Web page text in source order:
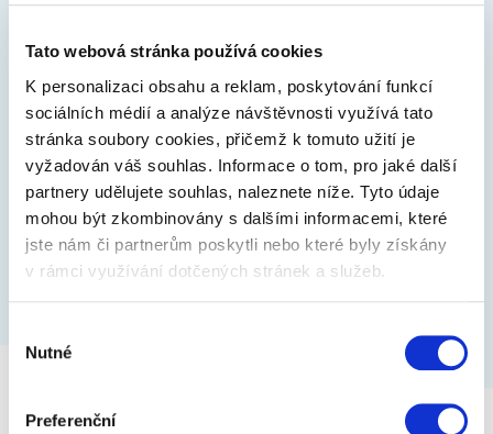
Tato webová stránka používá cookies
K personalizaci obsahu a reklam, poskytování funkcí
sociálních médií a analýze návštěvnosti využívá tato
stránka soubory cookies, přičemž k tomuto užití je
vyžadován váš souhlas. Informace o tom, pro jaké další
partnery udělujete souhlas, naleznete níže. Tyto údaje
mohou být zkombinovány s dalšími informacemi, které
jste nám či partnerům poskytli nebo které byly získány
v rámci využívání dotčených stránek a služeb.
souhlasu
Nutné
Preferenční
úspory stále někde na blízku, ale schovávání šperků
a financí po šuplíkách Vám přijde…
399 Kč Zobrazit více